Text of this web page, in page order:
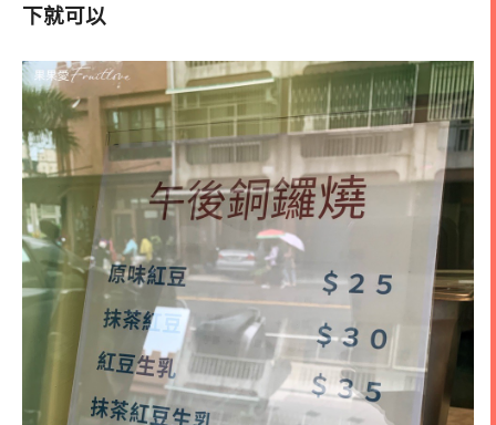
下就可以